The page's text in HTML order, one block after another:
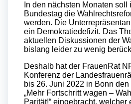
In den nächsten Monaten soll
Bundestag die
werden. Die
ein Demokratiedefizit. Das
aktuellen Diskussionen der
bislang leider zu wenig
Deshalb hat der FrauenRat
Konferenz der
bis 26. Juni 2022 in Bonn
„Mehr Fortschritt wagen –
Parität!“ eingebracht, welcher